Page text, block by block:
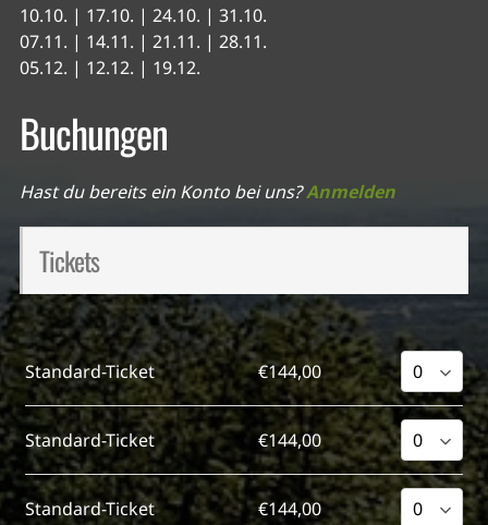
10.10. | 17.10. | 24.10. | 31.10.
07.11. | 14.11. | 21.11. | 28.11.
05.12. | 12.12. | 19.12.
Buchungen
Hast du bereits ein Konto bei uns?Anmelden
Tickets
Standard-Ticket €144,00
Standard-Ticket €144,00
Standard-Ticket €144,00